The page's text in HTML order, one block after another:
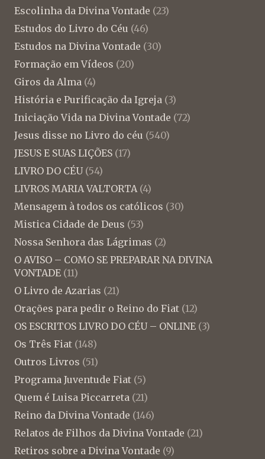
Escolinha da Divina Vontade (23)
Estudos do Livro do Céu (46)
Estudos na Divina Vontade (30)
Formação em Vídeos (20)
Giros da Alma (4)
História e Purificação da Igreja (3)
Iniciação Vida na Divina Vontade (72)
Jesus disse no Livro do céu (540)
JESUS E SUAS LIÇÕES (17)
LIVRO DO CÉU (54)
LIVROS MARIA VALTORTA(4)
Mensagem à todos os católicos (30)
Mistica Cidade de Deus (53)
Nossa Senhora das Lágrimas (2)
O AVISO – COMO SE PREPARAR NA DIVINA
VONTADE (11)
O Livro de Azarias (21)
Orações para pedir o Reino do Fiat (12)
OS ESCRITOS LIVRO DO CÉU – ONLINE (3)
Os Três Fiat (148)
Outros Livros (51)
Programa Juventude Fiat (5)
Quem é Luisa Piccarreta (21)
Reino da Divina Vontade (146)
Relatos de Filhos da Divina Vontade (21)
Retiros sobre a Divina Vontade (9)